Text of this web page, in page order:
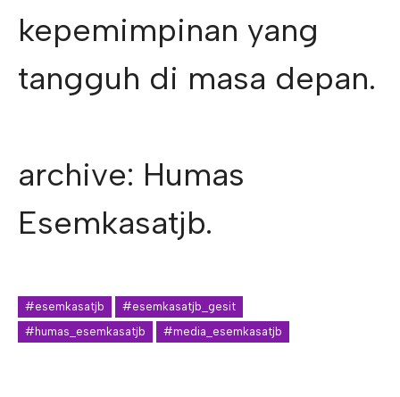
kepemimpinan yang
tangguh di masa depan.
archive: Humas
Esemkasatjb.
#esemkasatjb
#esemkasatjb_gesit
#humas_esemkasatjb
#media_esemkasatjb